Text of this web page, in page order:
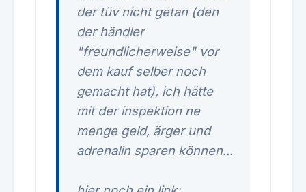
der tüv nicht getan (den
der händler
"freundlicherweise" vor
dem kauf selber noch
gemacht hat), ich hätte
mit der inspektion ne
menge geld, ärger und
adrenalin sparen können...